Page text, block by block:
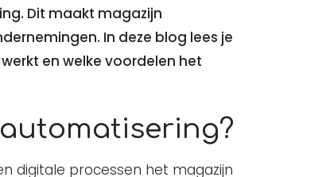
Dit maakt magazijn
In deze blog lees je
en welke voordelen het
digitale processen het magazijn